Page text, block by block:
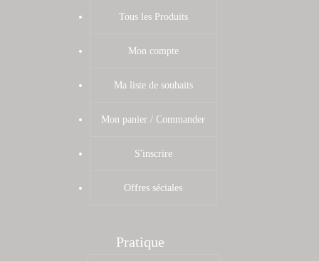
Tous les Produits
Mon compte
Ma liste de souhaits
Mon panier / Commander
S'inscrire
Offres séciales
Pratique